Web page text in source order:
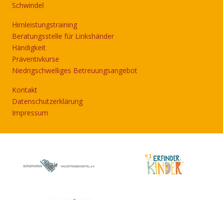
Schwindel
Hirnleistungstraining
Beratungsstelle für Linkshänder
Händigkeit
Präventivkurse
Niedrigschwelliges Betreuungsangebot
Kontakt
Datenschutzerklärung
Impressum